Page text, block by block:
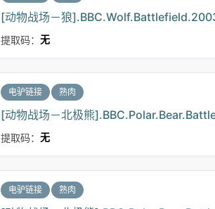
[动物战场－狼
提取码： 无
电驴链接 熟肉
[动物战场－北极熊
提取码： 无
电驴链接 熟肉